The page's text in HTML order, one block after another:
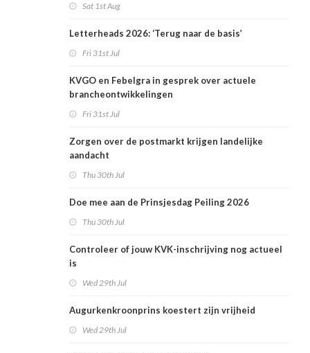
Sat 1st Aug
Letterheads 2026: ‘Terug naar de basis’
Fri 31st Jul
KVGO en Febelgra in gesprek over actuele
brancheontwikkelingen
Fri 31st Jul
Zorgen over de postmarkt krijgen landelijke
aandacht
Thu 30th Jul
Doe mee aan de Prinsjesdag Peiling 2026
Thu 30th Jul
Controleer of jouw KVK-inschrijving nog actueel
is
Wed 29th Jul
Augurkenkroonprins koestert zijn vrijheid
Wed 29th Jul